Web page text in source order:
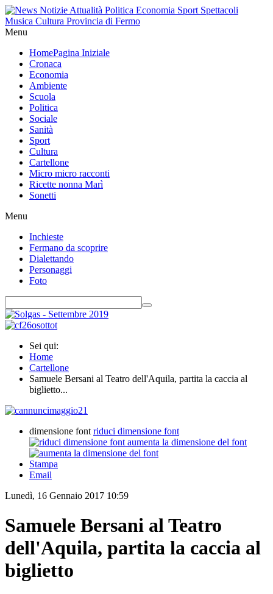
Menu
HomePagina Iniziale
Cronaca
Economia
Ambiente
Scuola
Politica
Sociale
Sanità
Sport
Cultura
Cartellone
Micro micro racconti
Ricette nonna Marì
Sonetti
Menu
Inchieste
Fermano da scoprire
Dialettando
Personaggi
Foto
Sei qui:
Home
Cartellone
Samuele Bersani al Teatro dell'Aquila, partita la caccia al
biglietto...
dimensione font riduci dimensione font
aumenta la dimensione del font
Stampa
Email
Lunedì, 16 Gennaio 2017 10:59
Samuele Bersani al Teatro
dell'Aquila, partita la caccia al
biglietto